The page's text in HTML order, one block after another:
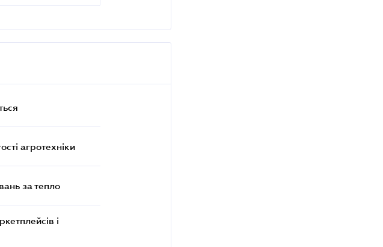
агротехніки
за тепло
і